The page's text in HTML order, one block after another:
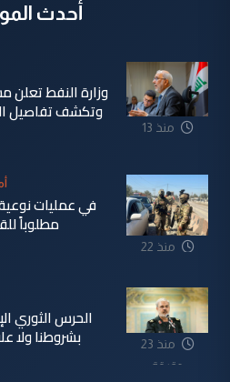
أحدث
منذ 13
وزارة النفط تعلن
وتكشف تفاصيل
منذ 22
مطلوباً للقضاء
منذ 23
دقيقة
الحرس الثوري
بشروطنا ولا